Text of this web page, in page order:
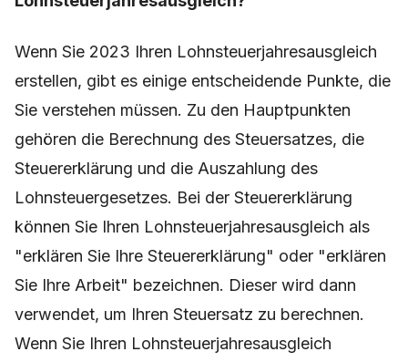
Wenn Sie 2023 Ihren Lohnsteuerjahresausgleich
erstellen, gibt es einige entscheidende Punkte, die
Sie verstehen müssen. Zu den Hauptpunkten
gehören die Berechnung des Steuersatzes, die
Steuererklärung und die Auszahlung des
Lohnsteuergesetzes. Bei der Steuererklärung
können Sie Ihren Lohnsteuerjahresausgleich als
"erklären Sie Ihre Steuererklärung" oder "erklären
Sie Ihre Arbeit" bezeichnen. Dieser wird dann
verwendet, um Ihren Steuersatz zu berechnen.
Wenn Sie Ihren Lohnsteuerjahresausgleich